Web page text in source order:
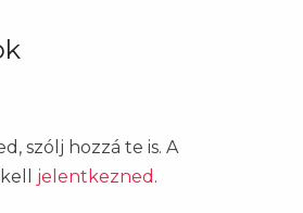
szólj hozzá te is. A
jelentkezned .